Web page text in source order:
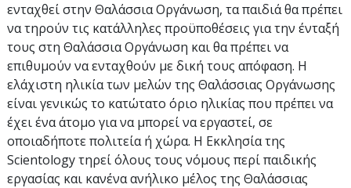
ενταχθεί στην Θαλάσσια Οργάνωση, τα παιδιά θα πρέπει
να τηρούν τις κατάλληλες προϋποθέσεις για την ένταξή
τους στη Θαλάσσια Οργάνωση και θα πρέπει να
επιθυμούν να ενταχθούν με δική τους απόφαση. Η
ελάχιστη ηλικία των μελών της Θαλάσσιας Οργάνωσης
είναι γενικώς το κατώτατο όριο ηλικίας που πρέπει να
έχει ένα άτομο για να μπορεί να εργαστεί, σε
οποιαδήποτε πολιτεία ή χώρα. Η Εκκλησία της
Scientology τηρεί όλους τους νόμους περί παιδικής
εργασίας και κανένα ανήλικο μέλος της Θαλάσσιας